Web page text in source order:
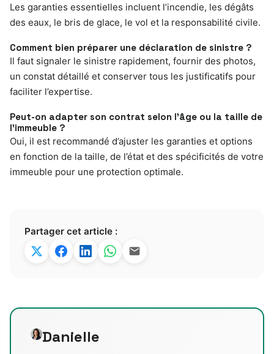
Les garanties essentielles incluent l’incendie, les dégâts
des eaux, le bris de glace, le vol et la responsabilité civile.
Comment bien préparer une déclaration de sinistre ?
Il faut signaler le sinistre rapidement, fournir des photos,
un constat détaillé et conserver tous les justificatifs pour
faciliter l’expertise.
Peut-on adapter son contrat selon l’âge ou la taille de
l’immeuble ?
Oui, il est recommandé d’ajuster les garanties et options
en fonction de la taille, de l’état et des spécificités de votre
immeuble pour une protection optimale.
Partager cet article :
Danielle